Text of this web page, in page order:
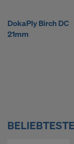
a
k
DokaPly Birch DC
21mm